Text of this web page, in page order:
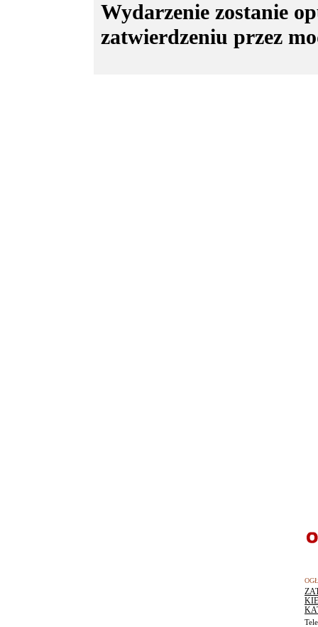
Wydarzenie zostanie
zatwierdzeniu przez